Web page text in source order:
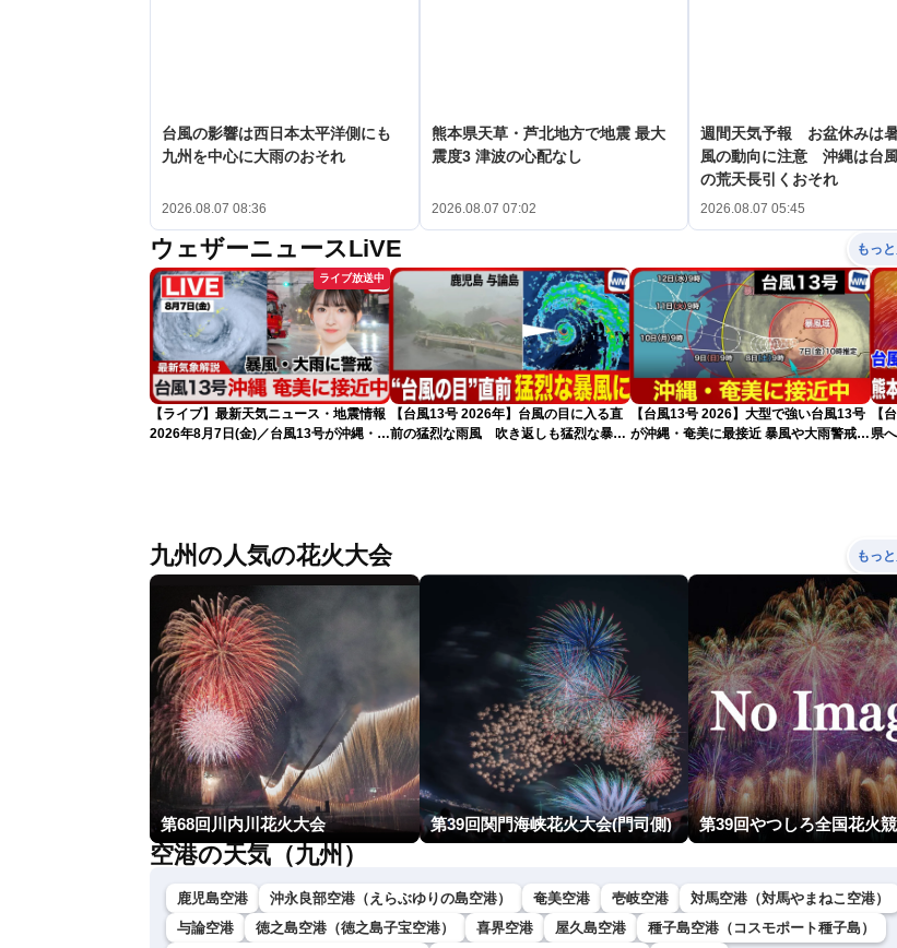
台風の影響は西日本太平洋側にも
九州を中心に大雨のおそれ
2026.08.07 08:36
熊本県天草・芦北地方で地震 最大
震度3 津波の心配なし
2026.08.07 07:02
週間天気予報 お盆休みは
風の動向に注意 沖縄は台
の荒天長引くおそれ
2026.08.07 05:45
ウェザーニュースLiVE もっ
ライブ放送中
【ライブ】最新天気ニュース・地震情報
2026年8月7日(金)／台風13号が沖縄・奄
【台風13号 2026年】台風の目に入る直
前の猛烈な雨風 吹き返しも猛烈な暴風
【台風13号 2026】大型で強い台風13号
が沖縄・奄美に最接近 暴風や大雨警戒
【
県
九州の人気の花火大会 もっ
第68回川内川花火大会 第39回関門海峡花火大会(門司側) 第39回やつしろ全国花火
空港の天気（九州）
鹿児島空港 沖永良部空港（えらぶゆりの島空港） 奄美空港 壱岐空港
対馬空港（対馬やまねこ空港）
与論空港
徳之島空港（徳之島子宝空港） 喜界空港 屋久島空港
種子島空港（コスモポート種子島）